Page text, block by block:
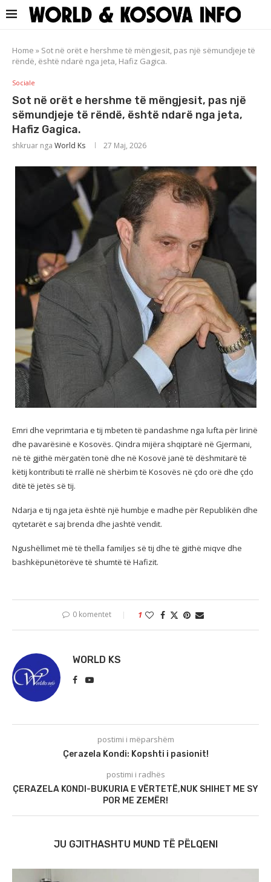
Home » Sot në orët e hershme të mëngjesit, pas një sëmundjeje të
rëndë, është ndarë nga jeta, Hafiz Gagica.
Sociale
Sot në orët e hershme të mëngjesit, pas një
sëmundjeje të rëndë, është ndarë nga jeta,
Hafiz Gagica.
shkruar nga World Ks 27 Maj, 2026
Emri dhe veprimtaria e tij mbeten të pandashme nga lufta për lirinë
dhe pavarësinë e Kosovës. Qindra mijëra shqiptarë në Gjermani,
në të gjithë mërgatën tonë dhe në Kosovë janë të dëshmitarë të
këtij kontributi të rrallë në shërbim të Kosovës në çdo orë dhe çdo
ditë të jetës së tij.
Ndarja e tij nga jeta është një humbje e madhe për Republikën dhe
qytetarët e saj brenda dhe jashtë vendit.
Ngushëllimet më të thella familjes së tij dhe të gjithë miqve dhe
bashkëpunëtorëve të shumtë të Hafizit.
0 komentet 1
WORLD KS
postimi i mëparshëm
Çerazela Kondi: Kopshti i pasionit!
postimi i radhës
ÇERAZELA KONDI-BUKURIA E VËRTETË,NUK SHIHET ME SY
POR ME ZEMËR!
JU GJITHASHTU MUND TË PËLQENI